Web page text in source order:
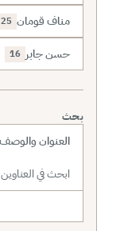
مناف قومان 25
حسن جابر 16
بحث
نطاق البحث